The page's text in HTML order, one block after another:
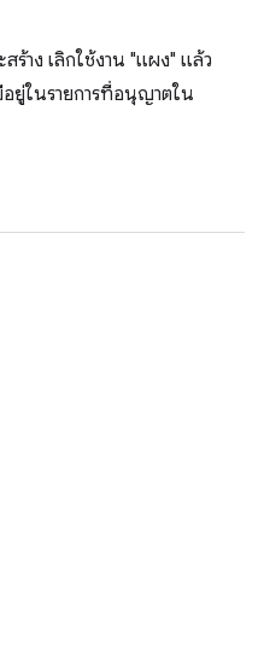
ร้าง เลิกใช้งาน "แผง" แล้ว
ยู่ในรายการที่อนุญาตใน